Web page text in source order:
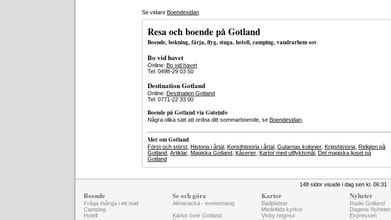
Se vidare Boendesidan
Resa och boende på Gotland
Boende, bokning, färja, flyg, stuga, hotell, camping, vandrarhem osv
Bo vid havet
Online: Bo vid havet
Tel: 0498-29 03 50
Destination Gotland
Online: Destination Gotland
Tel: 0771-22 33 00
Boende på Gotland via Guteinfo
Några olika sätt att ordna ditt sommarboende, se Boendesidan
Mer om Gotland
Först och störst Historia i årtal Konsthistoria i årtal Gutarnas kolonier Krigshistoria Religion på
Gotland Artiklar Magiska Gotland Kåserier Kartor med utflyktsmål Det magiska ljuset på
Gotland
148 sidor visade i dag sen kl. 06:31
Boende
Fråga många i ett mail
Camping
Hotell
Se och göra
Almanacka - evenemang
Kartor över Gotland
Kartor
Badplatser
Medeltida kyrkor
Visby ringmur
Nyheter
Radio Gotland
Dagens Nyheter
Expressen